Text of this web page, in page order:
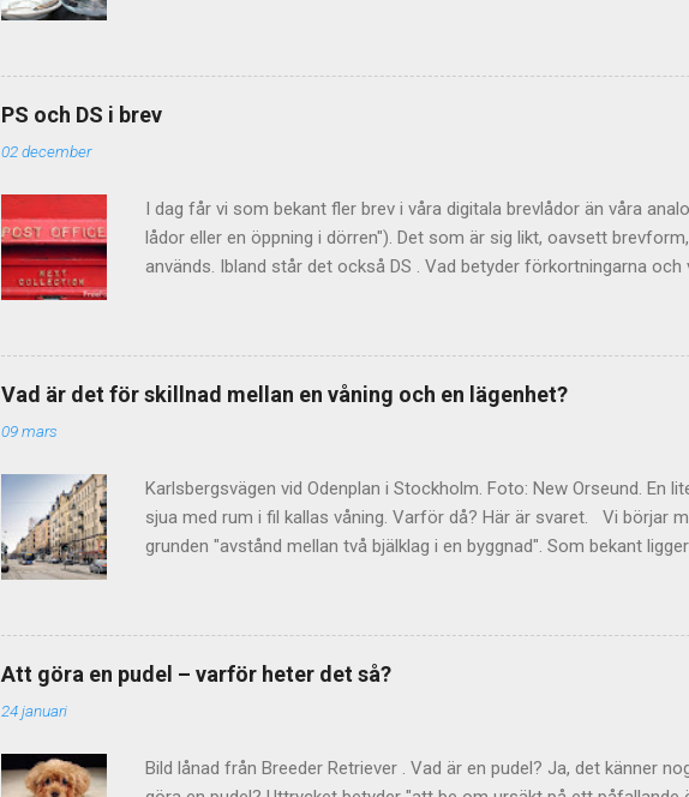
Kommunikation och Språkrådet . Liten bokstav gäller i svenskan
och månader ska inledas med liten bokstav i svenskan. Stor
PS och DS i brev
02 december
I dag får vi som bekant fler brev i våra digitala brevlådor än våra
lådor eller en öppning i dörren"). Det som är sig likt, oavsett
används. Ibland står det också DS . Vad betyder förkortningarna och
betyder "efter det skrivna". Förkortningen används, även
egen ursprungliga text. DS I svenskspråkiga sammanhang avslutas
bokstäverna DS. Är detta också en latinsk förkortning, månne? Nej,
någon internationell bakgrund eller motsvarighet till DS. Språkrådet
Vad är det för skillnad mellan en våning och en lägenhet?
09 mars
Karlsbergsvägen vid Odenplan i Stockholm. Foto: New Orseund. En
sjua med rum i fil kallas våning. Varför då? Här är svaret. Vi börjar
grunden "avstånd mellan två bjälklag i en byggnad". Som bekant
också vara detsamma som en bostadslägenhet. Det beror på att
bostäder som upptog ett helt våningsplan – alltså just stora, ståtliga
inte hört talas om begreppet paradvåning? Begreppet våning lever
Att göra en pudel – varför heter det så?
24 januari
Bild lånad från Breeder Retriever . Vad är en pudel? Ja, det känner